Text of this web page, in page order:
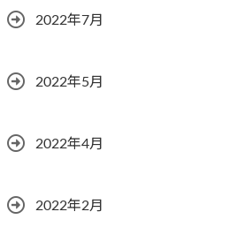
2022年7月
2022年5月
2022年4月
2022年2月